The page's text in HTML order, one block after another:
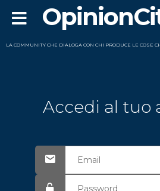
LA COMMUNITY CHE DIALOGA CON CHI PRODUCE LE COSE
Accedi al tuo